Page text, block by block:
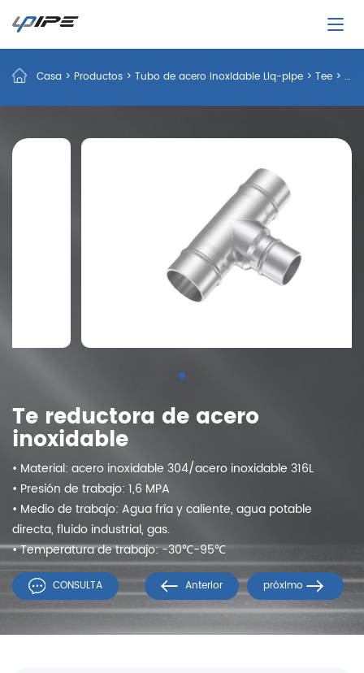
Casa > Productos > Tubo de acero inoxidable Liq-pipe > Tee >
Te reductora de acero
inoxidable
• Material: acero inoxidable 304/acero inoxidable 316L
• Presión de trabajo: 1,6 MPA
• Medio de trabajo: Agua fría y caliente, agua potable
directa, fluido industrial, gas.
• Temperatura de trabajo: -30℃-95℃
CONSULTA próximo
Anterior